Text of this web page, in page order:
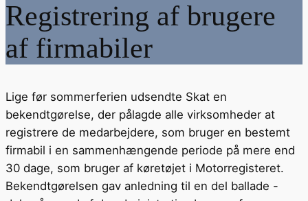
Registrering af brugere
af firmabiler
Lige før sommerferien udsendte Skat en
bekendtgørelse, der pålagde alle virksomheder at
registrere de medarbejdere, som bruger en bestemt
firmabil i en sammenhængende periode på mere end
30 dage, som bruger af køretøjet i Motorregisteret.
Bekendtgørelsen gav anledning til en del ballade -